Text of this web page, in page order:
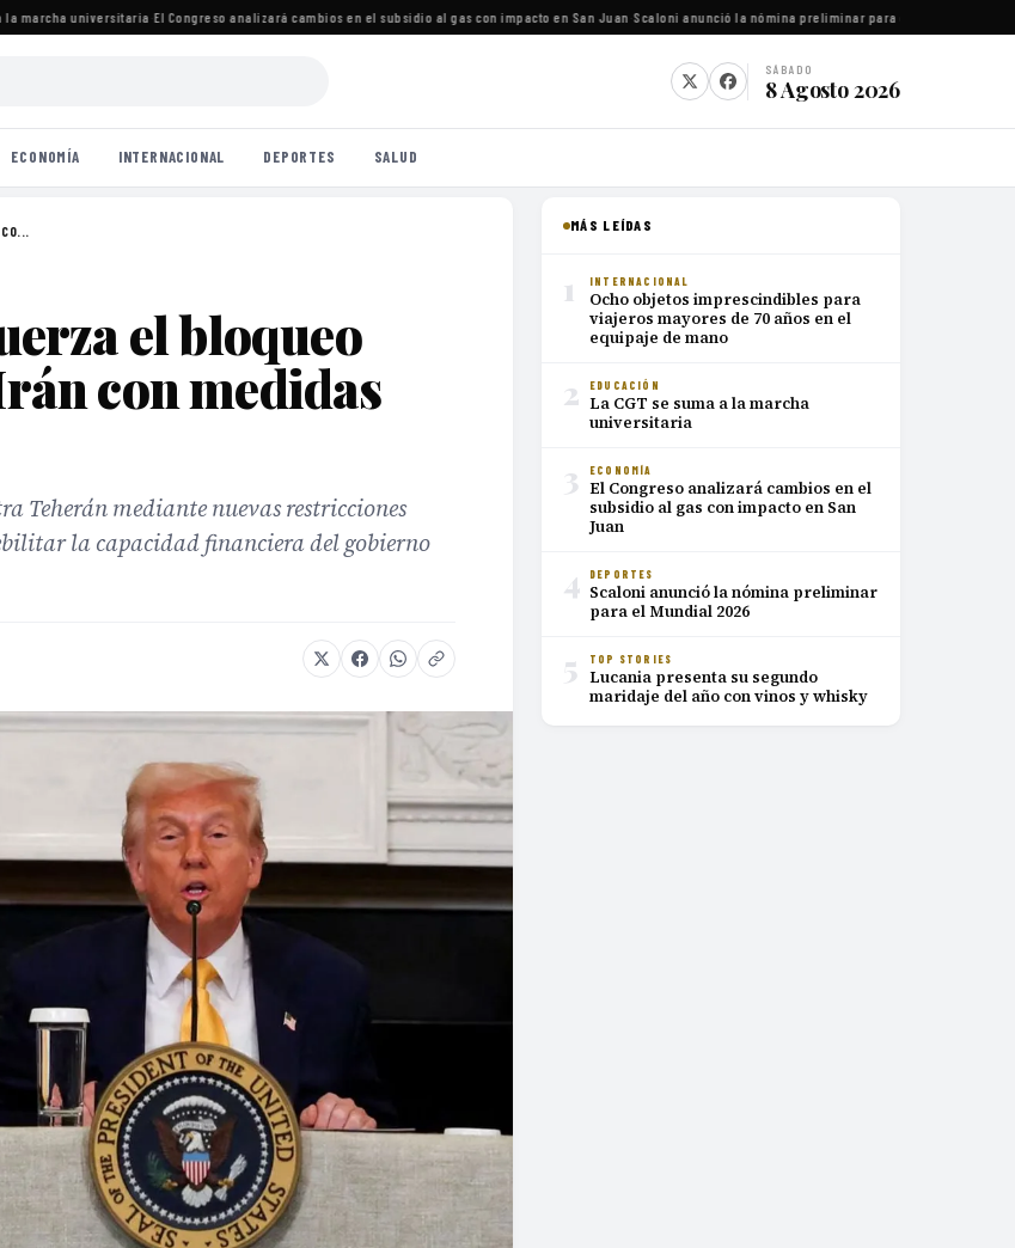
marcha universitaria·El Congreso analizará cambios en el subsidio al gas con impacto en San Juan·Scaloni anunció la nómina preliminar para el Mundial 2026
SÁBADO
8 Agosto 2026
ECONOMÍA INTERNACIONAL DEPORTES SALUD
el bloqueo
con medidas
Teherán mediante nuevas restricciones
la capacidad financiera del gobierno
MÁS LEÍDAS
1 INTERNACIONAL
Ocho objetos imprescindibles para
viajeros mayores de 70 años en el
equipaje de mano
2 EDUCACIÓN
La CGT se suma a la marcha
universitaria
3 ECONOMÍA
El Congreso analizará cambios en el
subsidio al gas con impacto en San
Juan
4 DEPORTES
Scaloni anunció la nómina preliminar
para el Mundial 2026
5 TOP STORIES
Lucania presenta su segundo
maridaje del año con vinos y whisky